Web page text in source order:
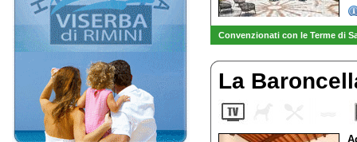
Convenzionati con le Terme di
La